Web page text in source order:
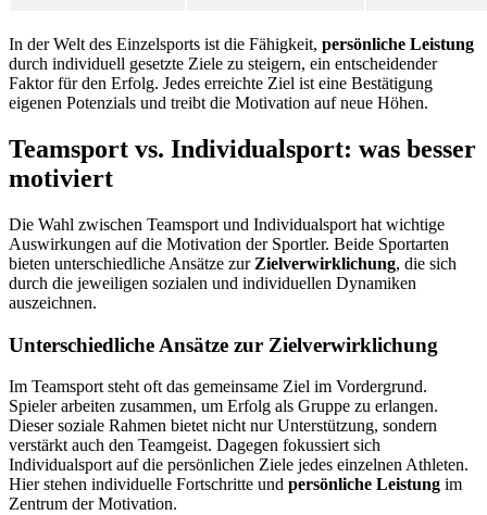
In der Welt des Einzelsports ist die Fähigkeit, persönliche Leistung
durch individuell gesetzte Ziele zu steigern, ein entscheidender
Faktor für den Erfolg. Jedes erreichte Ziel ist eine Bestätigung
eigenen Potenzials und treibt die Motivation auf neue Höhen.
Teamsport vs. Individualsport: was besser
motiviert
Die Wahl zwischen Teamsport und Individualsport hat wichtige
Auswirkungen auf die Motivation der Sportler. Beide Sportarten
bieten unterschiedliche Ansätze zur Zielverwirklichung, die sich
durch die jeweiligen sozialen und individuellen Dynamiken
auszeichnen.
Unterschiedliche Ansätze zur Zielverwirklichung
Im Teamsport steht oft das gemeinsame Ziel im Vordergrund.
Spieler arbeiten zusammen, um Erfolg als Gruppe zu erlangen.
Dieser soziale Rahmen bietet nicht nur Unterstützung, sondern
verstärkt auch den Teamgeist. Dagegen fokussiert sich
Individualsport auf die persönlichen Ziele jedes einzelnen Athleten.
Hier stehen individuelle Fortschritte und persönliche Leistung im
Zentrum der Motivation.